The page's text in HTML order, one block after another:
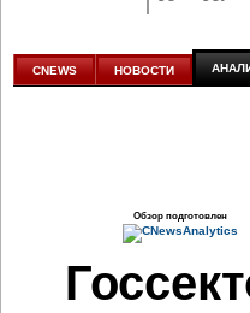
аналитике
CNEWS НОВОСТИ
Обзор подготовлен